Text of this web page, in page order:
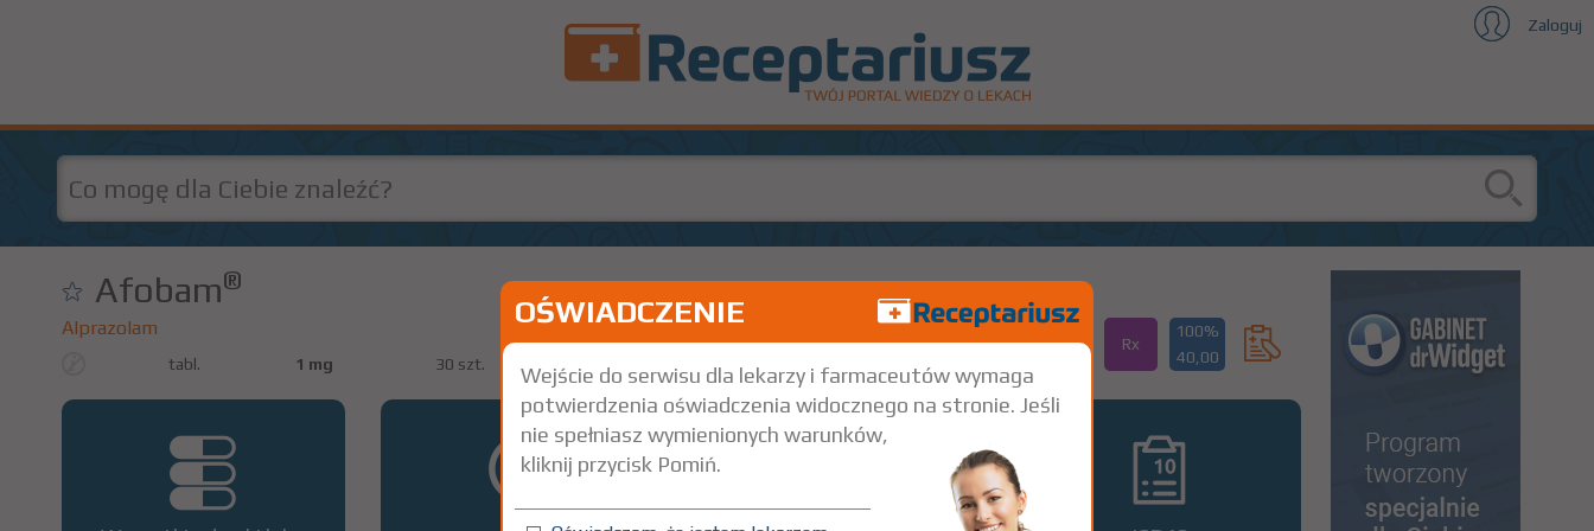
Zaloguj
Afobam®
Alprazolam
tabl. 1 mg 30 szt. Doustnie
Rx
100%
40,00
OŚWIADCZENIE
Wejście do serwisu dla lekarzy i farmaceutów wymaga
potwierdzenia oświadczenia widocznego na stronie. Jeśli
nie spełniasz wymienionych warunków,
kliknij przycisk Pomiń.